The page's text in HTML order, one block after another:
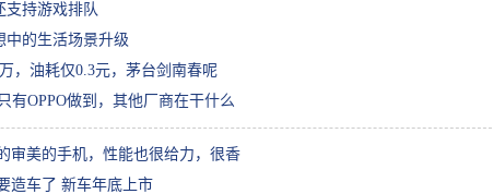
支持游戏排队
中的生活场景升级
，油耗仅0.3元，茅台剑南春呢
有OPPO做到，其他厂商在干什么
审美的手机，性能也很给力，很香
造车了 新车年底上市